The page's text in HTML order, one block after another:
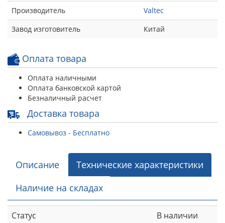
Производитель
Valtec
Завод изготовитель
Китай
Оплата товара
Оплата наличными
Оплата банковской картой
Безналичный расчет
Доставка товара
Самовывоз - Бесплатно
Описание
Технические характеристики
Наличие на складах
Статус
В наличии